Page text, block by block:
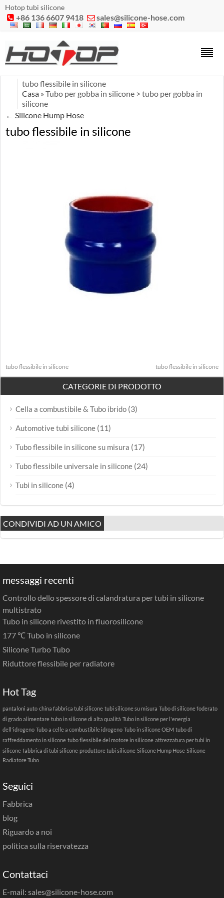
Hotop tubi silicone
 +86 136 6607 9418  sales@silicone-hose.com
tubo flessibile in silicone
Casa » Tubo per gobba in silicone > tubo per gobba in
silicone
← Silicone Hump Hose
tubo flessibile in silicone
tubo flessibile in silicone tubo flessibile in silicone
CATEGORIE DI PRODOTTO
Cella a combustibile & Tubo ibrido (3)
Automotive tubi silicone (11)
Tubo flessibile in silicone su misura (17)
Tubo flessibile universale in silicone (24)
Tubi in silicone (4)
CONDIVIDI AD UN AMICO
messaggi recenti
Controllo dello spessore di calandratura per tubi in silicone
multistrato
Tubo in silicone rivestito in fluorosilicone
177 ℃ Tubo in silicone
Silicone Turbo Tubo
Riduttore flessibile per radiatore
Hot Tag
pantaloni auto china fabbrica tubi silicone tubi silicone su misura Tubo di silicone foderato
di grado alimentare tubo in silicone di alta qualità Tubo in silicone per l'energia
dell'idrogeno Tubo a celle a combustibile idrogeno Tubo in silicone OEM tubo di
raffreddamento in silicone tubo flessibile del motore in silicone attrezzatura per tubi in
silicone fabbrica di tubi silicone produttore tubi silicone Silicone Hump Hose Silicone
Radiatore Tubo
Seguici
Fabbrica
blog
Riguardo a noi
politica sulla riservatezza
Contattaci
E-mail: sales@silicone-hose.com